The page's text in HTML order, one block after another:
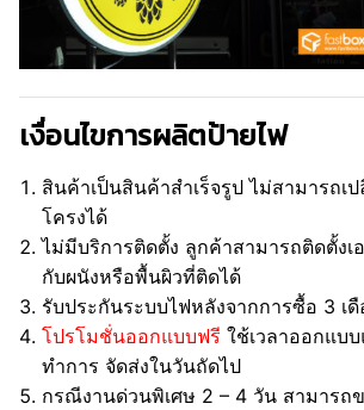
เงื่อนไขการผลิตป้ายไฟ
สินค้าเป็นสินค้าสำเร็จรูป ไม่สามารถเ
โครงได้
ไม่มีบริการติดตั้ง ลูกค้าสามารถติดตั้งเ
กับผนังหรือพื้นผิวที่ติดได้
รับประกันระบบไฟหลังจากการซื้อ 3 เ
โปรโมชั่นออกแบบฟรี ใช้เวลาออกแบ
ทำการ จัดส่งในวันถัดไป
กรณีงานด่วนพิเศษ 2 – 4 วัน สามารถ